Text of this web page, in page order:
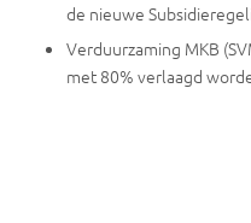
de nieuwe
Verduurzaming MKB
met 80% verlaagd